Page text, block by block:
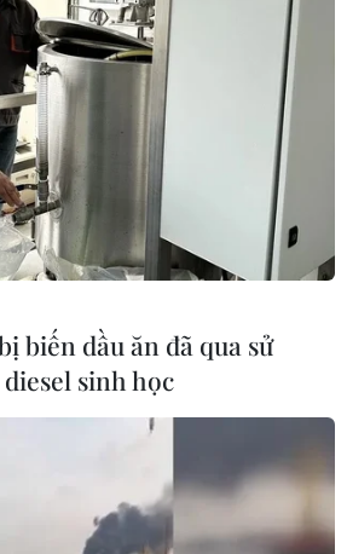
biến dầu ăn đã qua sử
sinh học